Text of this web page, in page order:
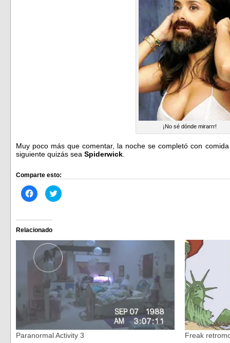
¡No sé dónde mirarrr!
Muy poco más que comentar, la noche se completó con
siguiente quizás sea Spiderwick
Comparte esto:
Haz
clic
Facebook
(Se
abre
en
una
ventana
nueva)
Haz
clic
en
una
ventana
nueva)
Relacionado
Paranormal Activity 3
Freak